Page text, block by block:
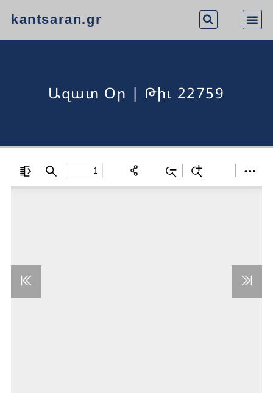
kantsaran.gr
Ազատ Օր | Թիւ 22759